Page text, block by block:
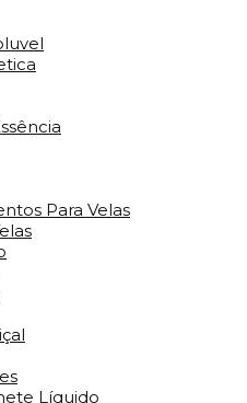
Para Velas
Líquido